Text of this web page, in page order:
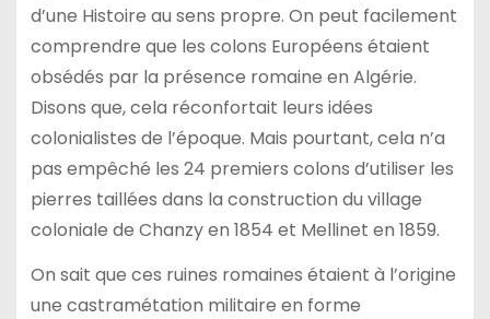
d’une Histoire au sens propre. On peut facilement
comprendre que les colons Européens étaient
obsédés par la présence romaine en Algérie.
Disons que, cela réconfortait leurs idées
colonialistes de l’époque. Mais pourtant, cela n’a
pas empêché les 24 premiers colons d’utiliser les
pierres taillées dans la construction du village
coloniale de Chanzy en 1854 et Mellinet en 1859.
On sait que ces ruines romaines étaient à l’origine
une castramétation militaire en forme